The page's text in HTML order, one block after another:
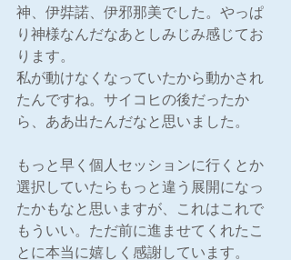
神、伊弉諾、伊邪那美でした。やっぱ
り神様なんだなあとしみじみ感じてお
ります。
私が動けなくなっていたから動かされ
たんですね。サイコヒの後だったか
ら、ああ出たんだなと思いました。
もっと早く個人セッションに行くとか
選択していたらもっと違う展開になっ
たかもなと思いますが、これはこれで
もういい。ただ前に進ませてくれたこ
とに本当に嬉しく感謝しています。